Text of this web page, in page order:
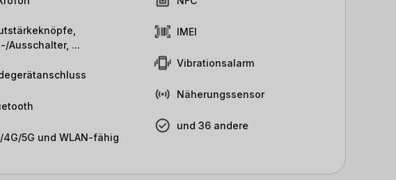
Ausschalter, ...
4G/5G und WLAN-fähig
IMEI
Vibrationsalarm
Näherungssensor
und 36 andere